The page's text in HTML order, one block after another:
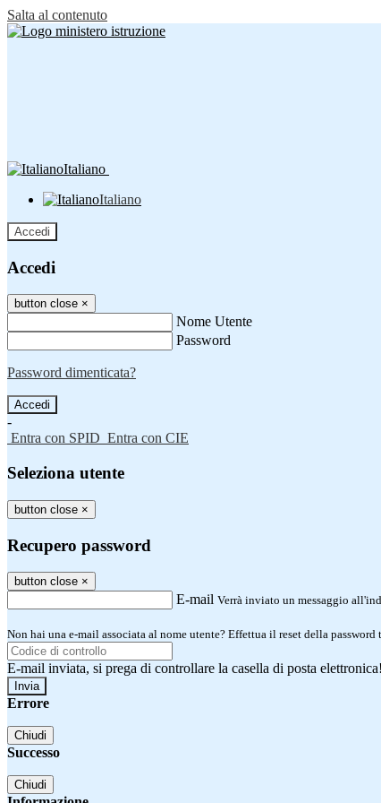
Salta al contenuto
Italiano
Italiano
Accedi
Accedi
button close ×
Nome Utente
Password
Password dimenticata?
-
Entra con SPID Entra con CIE
Seleziona utente
button close ×
Recupero password
button close ×
E-mail Verrà inviato un messaggio
Non hai una e-mail associata al nome utente? Effettua il reset della password
E-mail inviata, si prega di controllare la casella di posta elettronica!
Errore
Chiudi
Successo
Chiudi